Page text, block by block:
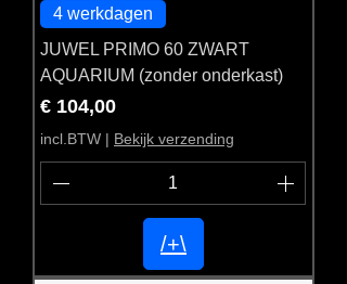
4 werkdagen
JUWEL PRIMO 60 ZWART
AQUARIUM (zonder onderkast)
Prijs
€ 104,00
incl.BTW | Bekijk verzending
/+\